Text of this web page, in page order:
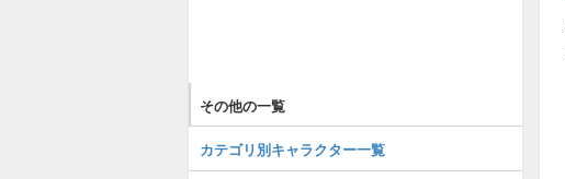
その他の一覧
カテゴリ別キャラクター一覧